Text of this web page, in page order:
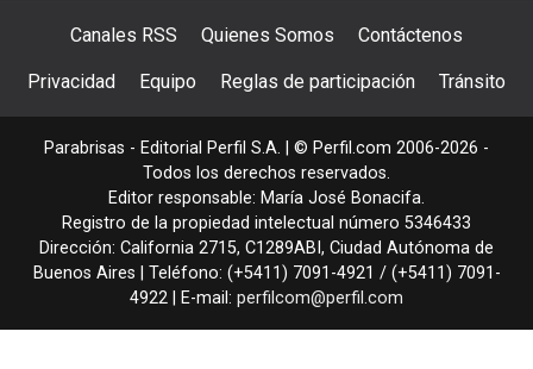
Canales RSS Quienes Somos Contáctenos
Privacidad Equipo Reglas de participación Tránsito
Parabrisas - Editorial Perfil S.A. | © Perfil.com 2006-2026 -
Todos los derechos reservados.
Editor responsable: María José Bonacifa.
Registro de la propiedad intelectual número 5346433
Dirección: California 2715, C1289ABI , Ciudad Autónoma de
Buenos Aires | Teléfono: (+5411) 7091-4921 / (+5411) 7091-
4922 | E-mail: perfilcom@perfil.com